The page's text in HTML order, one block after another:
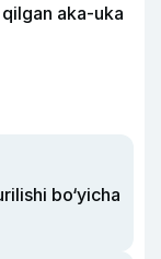
aka-uka
bo‘yicha